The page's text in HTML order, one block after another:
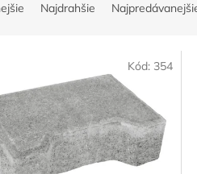
Najdrahšie
Kód: 354